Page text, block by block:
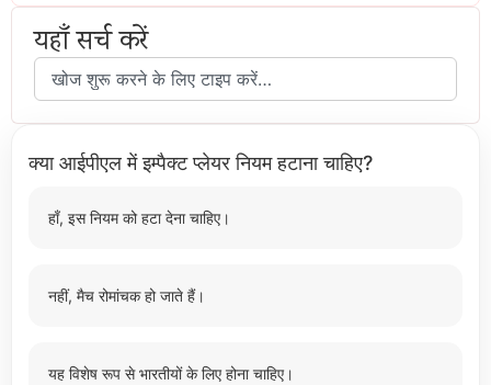
यहाँ सर्च करें
क्या आईपीएल में इम्पैक्ट प्लेयर नियम हटाना चाहिए?
हाँ, इस नियम को हटा देना चाहिए।
नहीं, मैच रोमांचक हो जाते हैं।
यह विशेष रूप से भारतीयों के लिए होना चाहिए।